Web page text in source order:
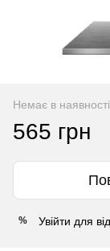
Немає в наявності
565 грн
% Увійти для